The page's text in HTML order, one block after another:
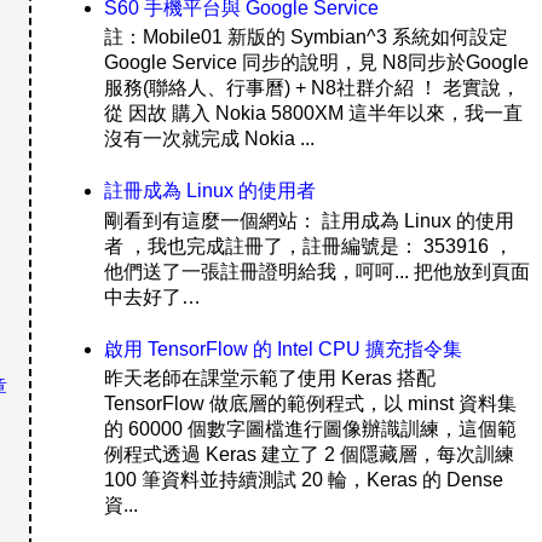
S60 手機平台與 Google Service
註：Mobile01 新版的 Symbian^3 系統如何設定
Google Service 同步的說明，見 N8同步於Google
服務(聯絡人、行事曆) + N8社群介紹 ！ 老實說，
從 因故 購入 Nokia 5800XM 這半年以來，我一直
沒有一次就完成 Nokia ...
註冊成為 Linux 的使用者
剛看到有這麼一個網站： 註用成為 Linux 的使用
者 ，我也完成註冊了，註冊編號是： 353916 ，
他們送了一張註冊證明給我，呵呵... 把他放到頁面
中去好了…
啟用 TensorFlow 的 Intel CPU 擴充指令集
昨天老師在課堂示範了使用 Keras 搭配
TensorFlow 做底層的範例程式，以 minst 資料集
的 60000 個數字圖檔進行圖像辦識訓練，這個範
例程式透過 Keras 建立了 2 個隱藏層，每次訓練
100 筆資料並持續測試 20 輪，Keras 的 Dense
資...